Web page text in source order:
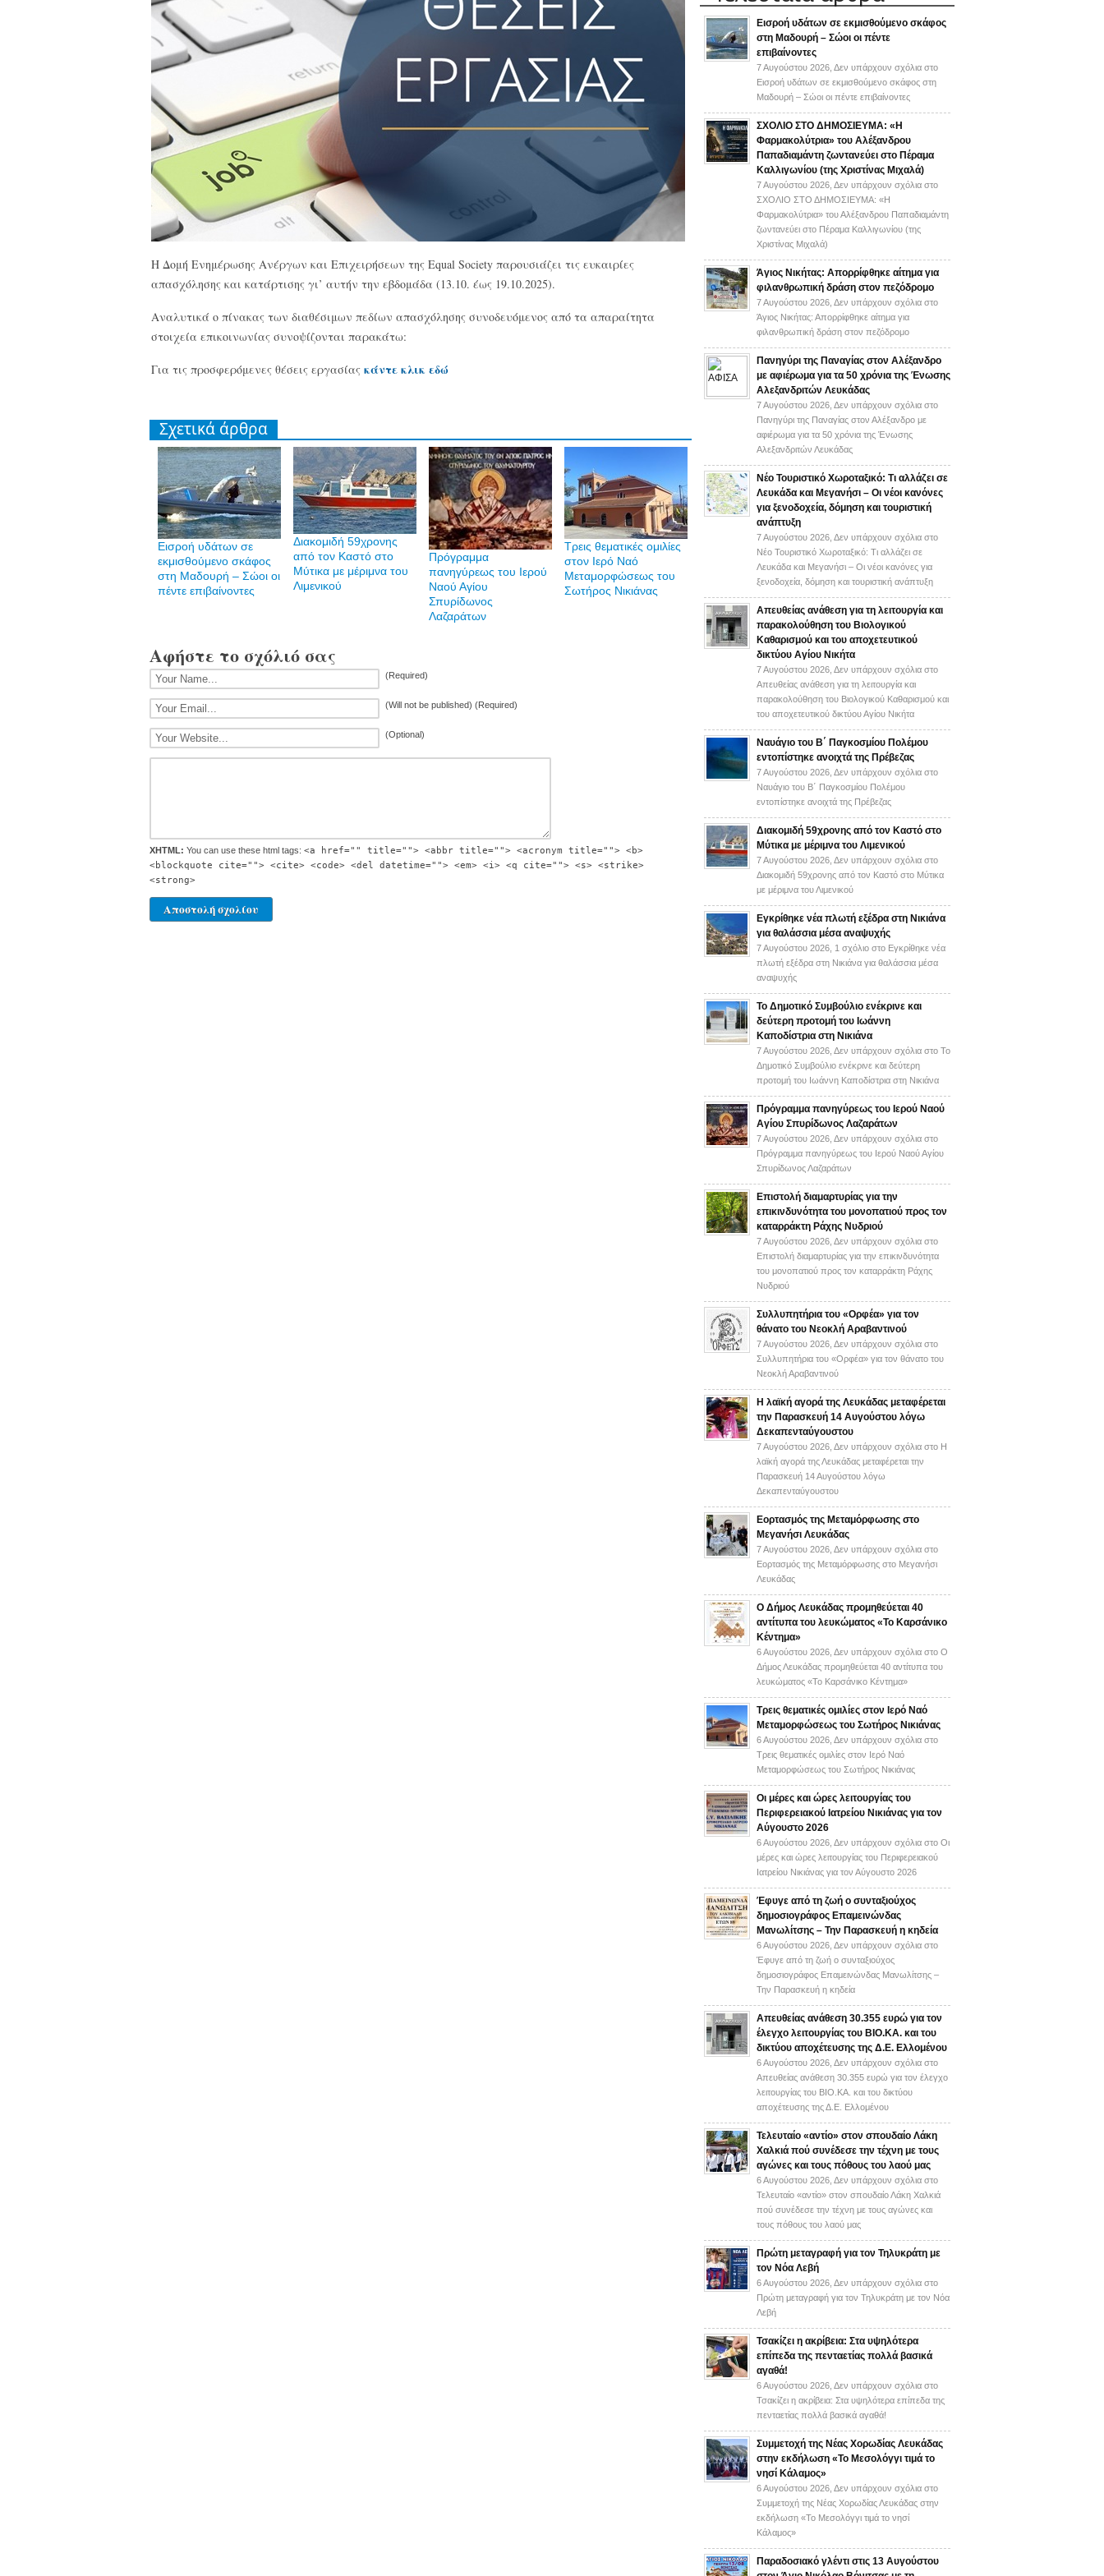
Η Δομή Ενημέρωσης Ανέργων και Επιχειρήσεων της Equal Society παρουσιάζει τις ευκαιρίες
απασχόλησης και κατάρτισης γι’ αυτήν την εβδομάδα (13.10. έως 19.10.2025).
Αναλυτικά ο πίνακας των διαθέσιμων πεδίων απασχόλησης συνοδευόμενος από τα απαραίτητα
στοιχεία επικοινωνίας συνοψίζονται παρακάτω:
Για τις προσφερόμενες θέσεις εργασίας κάντε κλικ εδώ
Σχετικά άρθρα
Εισροή υδάτων σε
εκμισθούμενο σκάφος
στη Μαδουρή – Σώοι οι
πέντε επιβαίνοντες
Διακομιδή 59χρονης
από τον Καστό στο
Μύτικα με μέριμνα του
Λιμενικού
Πρόγραμμα
πανηγύρεως του Ιερού
Ναού Αγίου
Σπυρίδωνος
Λαζαράτων
Τρεις θεματικές ομιλίες
στον Ιερό Ναό
Μεταμορφώσεως του
Σωτήρος Νικιάνας
Αφήστε το σχόλιό σας
(Required)
(Will not be published) (Required)
(Optional)
XHTML: You can use these html tags: <a href="" title=""> <abbr title=""> <acronym title=""> <b>
<blockquote cite=""> <cite> <code> <del datetime=""> <em> <i> <q cite=""> <s> <strike>
<strong>
Εισροή υδάτων σε εκμισθούμενο σκάφος
στη Μαδουρή – Σώοι οι πέντε
επιβαίνοντες
7 Αυγούστου 2026, Δεν υπάρχουν σχόλια στο
Εισροή υδάτων σε εκμισθούμενο σκάφος στη
Μαδουρή – Σώοι οι πέντε επιβαίνοντες
ΣΧΟΛΙΟ ΣΤΟ ΔΗΜΟΣΙΕΥΜΑ: «Η
Φαρμακολύτρια» του Αλέξανδρου
Παπαδιαμάντη ζωντανεύει στο Πέραμα
Καλλιγωνίου (της Χριστίνας Μιχαλά)
7 Αυγούστου 2026, Δεν υπάρχουν σχόλια στο
ΣΧΟΛΙΟ ΣΤΟ ΔΗΜΟΣΙΕΥΜΑ: «Η
Φαρμακολύτρια» του Αλέξανδρου Παπαδιαμάντη
ζωντανεύει στο Πέραμα Καλλιγωνίου (της
Χριστίνας Μιχαλά)
Άγιος Νικήτας: Απορρίφθηκε αίτημα για
φιλανθρωπική δράση στον πεζόδρομο
7 Αυγούστου 2026, Δεν υπάρχουν σχόλια στο
Άγιος Νικήτας: Απορρίφθηκε αίτημα για
φιλανθρωπική δράση στον πεζόδρομο
Πανηγύρι της Παναγίας στον Αλέξανδρο
με αφιέρωμα για τα 50 χρόνια της Ένωσης
Αλεξανδριτών Λευκάδας
7 Αυγούστου 2026, Δεν υπάρχουν σχόλια στο
Πανηγύρι της Παναγίας στον Αλέξανδρο με
αφιέρωμα για τα 50 χρόνια της Ένωσης
Αλεξανδριτών Λευκάδας
Νέο Τουριστικό Χωροταξικό: Τι αλλάζει σε
Λευκάδα και Μεγανήσι – Οι νέοι κανόνες
για ξενοδοχεία, δόμηση και τουριστική
ανάπτυξη
7 Αυγούστου 2026, Δεν υπάρχουν σχόλια στο
Νέο Τουριστικό Χωροταξικό: Τι αλλάζει σε
Λευκάδα και Μεγανήσι – Οι νέοι κανόνες για
ξενοδοχεία, δόμηση και τουριστική ανάπτυξη
Απευθείας ανάθεση για τη λειτουργία και
παρακολούθηση του Βιολογικού
Καθαρισμού και του αποχετευτικού
δικτύου Αγίου Νικήτα
7 Αυγούστου 2026, Δεν υπάρχουν σχόλια στο
Απευθείας ανάθεση για τη λειτουργία και
παρακολούθηση του Βιολογικού Καθαρισμού και
του αποχετευτικού δικτύου Αγίου Νικήτα
Ναυάγιο του Β΄ Παγκοσμίου Πολέμου
εντοπίστηκε ανοιχτά της Πρέβεζας
7 Αυγούστου 2026, Δεν υπάρχουν σχόλια στο
Ναυάγιο του Β΄ Παγκοσμίου Πολέμου
εντοπίστηκε ανοιχτά της Πρέβεζας
Διακομιδή 59χρονης από τον Καστό στο
Μύτικα με μέριμνα του Λιμενικού
7 Αυγούστου 2026, Δεν υπάρχουν σχόλια στο
Διακομιδή 59χρονης από τον Καστό στο Μύτικα
με μέριμνα του Λιμενικού
Εγκρίθηκε νέα πλωτή εξέδρα στη Νικιάνα
για θαλάσσια μέσα αναψυχής
7 Αυγούστου 2026, 1 σχόλιο στο Εγκρίθηκε νέα
πλωτή εξέδρα στη Νικιάνα για θαλάσσια μέσα
αναψυχής
Το Δημοτικό Συμβούλιο ενέκρινε και
δεύτερη προτομή του Ιωάννη
Καποδίστρια στη Νικιάνα
7 Αυγούστου 2026, Δεν υπάρχουν σχόλια στο Το
Δημοτικό Συμβούλιο ενέκρινε και δεύτερη
προτομή του Ιωάννη Καποδίστρια στη Νικιάνα
Πρόγραμμα πανηγύρεως του Ιερού Ναού
Αγίου Σπυρίδωνος Λαζαράτων
7 Αυγούστου 2026, Δεν υπάρχουν σχόλια στο
Πρόγραμμα πανηγύρεως του Ιερού Ναού Αγίου
Σπυρίδωνος Λαζαράτων
Επιστολή διαμαρτυρίας για την
επικινδυνότητα του μονοπατιού προς τον
καταρράκτη Ράχης Νυδριού
7 Αυγούστου 2026, Δεν υπάρχουν σχόλια στο
Επιστολή διαμαρτυρίας για την επικινδυνότητα
του μονοπατιού προς τον καταρράκτη Ράχης
Νυδριού
Συλλυπητήρια του «Ορφέα» για τον
θάνατο του Νεοκλή Αραβαντινού
7 Αυγούστου 2026, Δεν υπάρχουν σχόλια στο
Συλλυπητήρια του «Ορφέα» για τον θάνατο του
Νεοκλή Αραβαντινού
Η λαϊκή αγορά της Λευκάδας μεταφέρεται
την Παρασκευή 14 Αυγούστου λόγω
Δεκαπενταύγουστου
7 Αυγούστου 2026, Δεν υπάρχουν σχόλια στο Η
λαϊκή αγορά της Λευκάδας μεταφέρεται την
Παρασκευή 14 Αυγούστου λόγω
Δεκαπενταύγουστου
Εορτασμός της Μεταμόρφωσης στο
Μεγανήσι Λευκάδας
7 Αυγούστου 2026, Δεν υπάρχουν σχόλια στο
Εορτασμός της Μεταμόρφωσης στο Μεγανήσι
Λευκάδας
Ο Δήμος Λευκάδας προμηθεύεται 40
αντίτυπα του λευκώματος «Το Καρσάνικο
Κέντημα»
6 Αυγούστου 2026, Δεν υπάρχουν σχόλια στο Ο
Δήμος Λευκάδας προμηθεύεται 40 αντίτυπα του
λευκώματος «Το Καρσάνικο Κέντημα»
Τρεις θεματικές ομιλίες στον Ιερό Ναό
Μεταμορφώσεως του Σωτήρος Νικιάνας
6 Αυγούστου 2026, Δεν υπάρχουν σχόλια στο
Τρεις θεματικές ομιλίες στον Ιερό Ναό
Μεταμορφώσεως του Σωτήρος Νικιάνας
Οι μέρες και ώρες λειτουργίας του
Περιφερειακού Ιατρείου Νικιάνας για τον
Αύγουστο 2026
6 Αυγούστου 2026, Δεν υπάρχουν σχόλια στο Οι
μέρες και ώρες λειτουργίας του Περιφερειακού
Ιατρείου Νικιάνας για τον Αύγουστο 2026
Έφυγε από τη ζωή ο συνταξιούχος
δημοσιογράφος Επαμεινώνδας
Μανωλίτσης – Την Παρασκευή η κηδεία
6 Αυγούστου 2026, Δεν υπάρχουν σχόλια στο
Έφυγε από τη ζωή ο συνταξιούχος
δημοσιογράφος Επαμεινώνδας Μανωλίτσης –
Την Παρασκευή η κηδεία
Απευθείας ανάθεση 30.355 ευρώ για τον
έλεγχο λειτουργίας του ΒΙΟ.ΚΑ. και του
δικτύου αποχέτευσης της Δ.Ε. Ελλομένου
6 Αυγούστου 2026, Δεν υπάρχουν σχόλια στο
Απευθείας ανάθεση 30.355 ευρώ για τον έλεγχο
λειτουργίας του ΒΙΟ.ΚΑ. και του δικτύου
αποχέτευσης της Δ.Ε. Ελλομένου
Τελευταίο «αντίο» στον σπουδαίο Λάκη
Χαλκιά πού συνέδεσε την τέχνη με τους
αγώνες και τους πόθους του λαού μας
6 Αυγούστου 2026, Δεν υπάρχουν σχόλια στο
Τελευταίο «αντίο» στον σπουδαίο Λάκη Χαλκιά
πού συνέδεσε την τέχνη με τους αγώνες και
τους πόθους του λαού μας
Πρώτη μεταγραφή για τον Τηλυκράτη με
τον Νόα Λεβή
6 Αυγούστου 2026, Δεν υπάρχουν σχόλια στο
Πρώτη μεταγραφή για τον Τηλυκράτη με τον Νόα
Λεβή
Τσακίζει η ακρίβεια: Στα υψηλότερα
επίπεδα της πενταετίας πολλά βασικά
αγαθά!
6 Αυγούστου 2026, Δεν υπάρχουν σχόλια στο
Τσακίζει η ακρίβεια: Στα υψηλότερα επίπεδα της
πενταετίας πολλά βασικά αγαθά!
Συμμετοχή της Νέας Χορωδίας Λευκάδας
στην εκδήλωση «Το Μεσολόγγι τιμά το
νησί Κάλαμος»
6 Αυγούστου 2026, Δεν υπάρχουν σχόλια στο
Συμμετοχή της Νέας Χορωδίας Λευκάδας στην
εκδήλωση «Το Μεσολόγγι τιμά το νησί
Κάλαμος»
Παραδοσιακό γλέντι στις 13 Αυγούστου